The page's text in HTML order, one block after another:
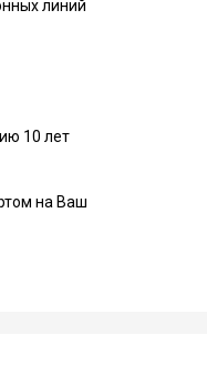
линий
10 лет
на Ваш